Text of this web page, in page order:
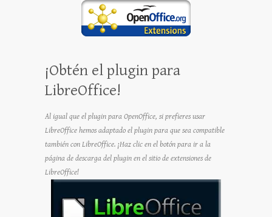
¡Obtén el plugin para
LibreOffice!
Al igual que el plugin para OpenOffice, si prefieres usar
LibreOffice hemos adaptado el plugin para que sea compatible
también con LibreOffice. ¡Haz clic en el botón para ir a la
página de descarga del plugin en el sitio de extensiones de
LibreOffice!